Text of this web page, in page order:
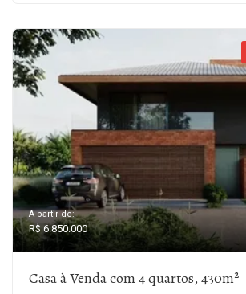
A partir de:
R$ 6.850.000
Casa à Venda com 4 quartos, 430m²